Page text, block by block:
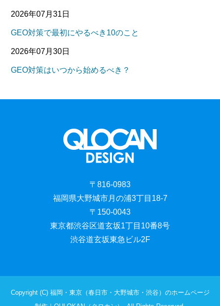
2026年07月31日
GEO対策で最初にやるべき10のこと
2026年07月30日
GEO対策はいつから始めるべき？
〒816-0983
福岡県大野城市月の浦3丁目18-7
〒150-0043
東京都渋谷区道玄坂1丁目10番8号
渋谷道玄坂東急ビル2F
Copyright (C) 福岡・東京（春日市・大野城市・渋谷）のホームページ